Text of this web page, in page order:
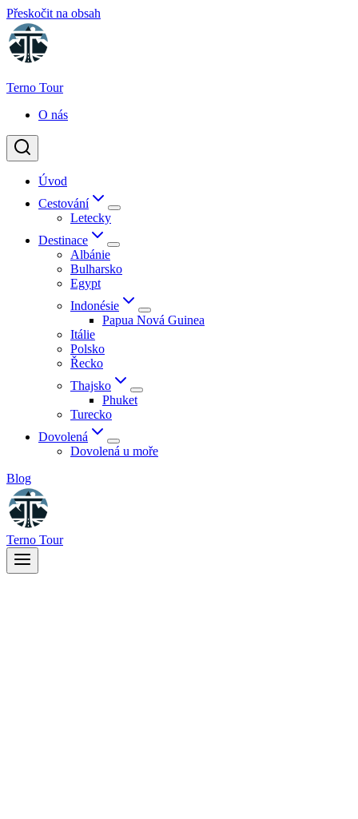
Přeskočit na obsah
Terno Tour
O nás
Úvod
Cestování
Letecky
Destinace
Albánie
Bulharsko
Egypt
Indonésie
Papua Nová Guinea
Itálie
Polsko
Řecko
Thajsko
Phuket
Turecko
Dovolená
Dovolená u moře
Blog
Terno Tour